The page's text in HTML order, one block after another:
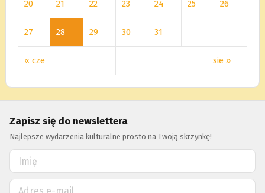
« cze sie »
20 21 22 23 24 25 26
27 28 29 30 31
Zapisz się do newslettera
Najlepsze wydarzenia kulturalne prosto na Twoją skrzynkę!